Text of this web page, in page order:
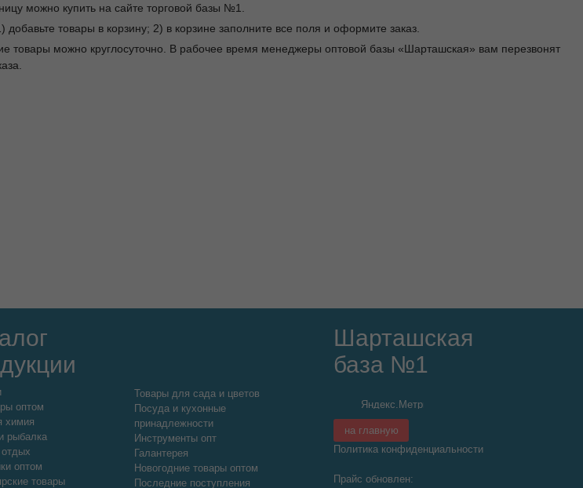
можно купить на сайте торговой базы №1.
добавьте товары в корзину; 2) в корзине заполните все поля и оформите заказ.
товары можно круглосуточно. В рабочее время менеджеры оптовой базы «Шарташская» вам перезвонят
оптом
химия
рыбалка
оптом
товары
Товары для сада и цветов
Посуда и кухонные
принадлежности
Инструменты опт
Галантерея
Новогодние товары оптом
Последние поступления
Шарташская
база №1
на главную
Политика конфиденциальности
Прайс обновлен: